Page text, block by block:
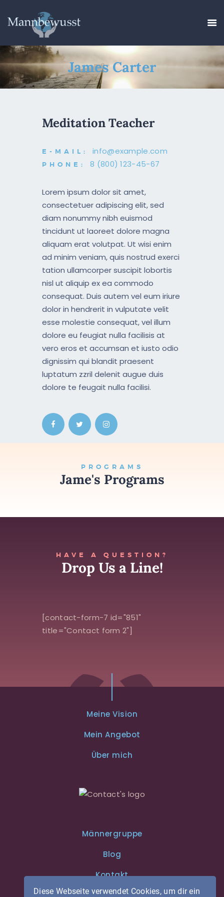
James Carter
MEINE VISION
ÜBER MICH
BLOG
KONTAKT
Meditation Teacher
E-MAIL: info@example.com
PHONE: 8 (800) 123-45-67
Lorem ipsum dolor sit amet,
consectetuer adipiscing elit, sed
diam nonummy nibh euismod
tincidunt ut laoreet dolore magna
aliquam erat volutpat. Ut wisi enim
ad minim veniam, quis nostrud exerci
tation ullamcorper suscipit lobortis
nisl ut aliquip ex ea commodo
consequat. Duis autem vel eum iriure
dolor in hendrerit in vulputate velit
esse molestie consequat, vel illum
dolore eu feugiat nulla facilisis at
vero eros et accumsan et iusto odio
dignissim qui blandit praesent
luptatum zzril delenit augue duis
dolore te feugait nulla facilisi.
PROGRAMS
Jame's Programs
HAVE A QUESTION?
Drop Us a Line!
[contact-form-7 id="851"
title="Contact form 2"]
Meine Vision
Mein Angebot
Über mich
Männergruppe
Blog
Kontakt
Diese Webseite verwendet Cookies, um dir ein